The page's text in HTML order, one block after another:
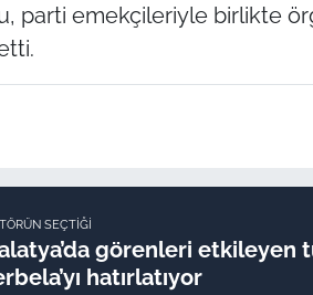
parti emekçileriyle birlikte
SEÇTIĞI
görenleri etkileyen
hatırlatıyor